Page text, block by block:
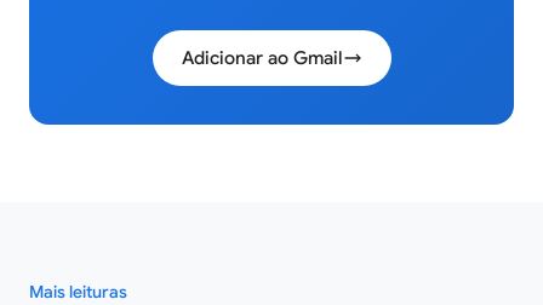
Adicionar ao Gmail
Mais leituras